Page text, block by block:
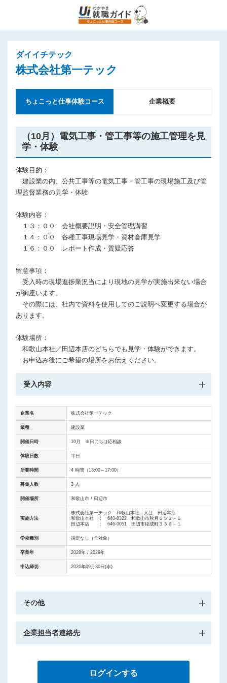
ダイイチテック
株式会社第一テック
ちょこっと仕事体験コース 企業概要
（10月）電気工事・管工事等の施工管理を見
学・体験
体験目的：
建設業の内、公共工事等の電気工事・管工事の現場施工及び管
理監督業務の見学・体験
体験内容：
１３：００ 会社概要説明・安全管理講習
１４：００ 各種工事現場見学・資材倉庫見学
１６：００ レポート作成・質疑応答
留意事項：
受入時の現場進捗業況当により現地の見学が実施出来ない場合
が御座います。
その際には、社内で資料を使用してのご説明へ変更する場合が
あります。
体験場所：
和歌山本社／田辺本店のどちらでも見学・体験ができます。
お申込み後にご希望の場所をお伝えください。
受入内容
企業名 株式会社第一テック
業種 建設業
開催日時 10月 ※日にちは応相談
体験日数 半日
所要時間 4 時間（13:00～17:00）
募集人数 3 人
開催場所 和歌山市 / 田辺市
実施方法
株式会社第一テック 和歌山本社 又は 田辺本店
和歌山本社 ： 640-8322 和歌山市秋月５５３－５
田辺本店 : 646-0051 田辺市稲成町３３６－１
学校種別 指定なし（全対象）
卒業年 2028年 / 2029年
申込締切 2026年09月30日(水)
その他
企業担当者連絡先
ログインする